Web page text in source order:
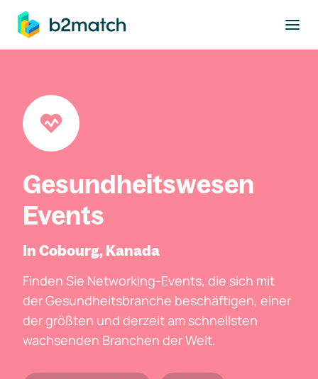
springen
Gesundheitswesen
Events
In Cobourg, Kanada
Finden Sie Networking-Events, die sich mit
der Gesundheitsbranche beschäftigen, einer
der größten und derzeit am schnellsten
wachsenden Branchen der Welt.